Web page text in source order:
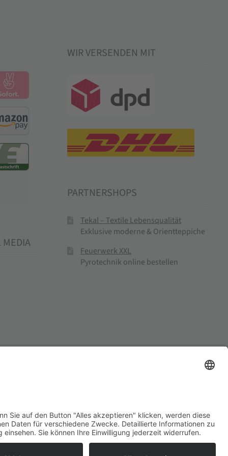
MEDIA
WIR VERSENDEN MIT
PARTNERSHOPS
Tekal – Textile Lebensqualität
Exklusive moderne & Orientteppiche
Feuerwerk XXL
Pyrotechnik online bestellen
Mühlenprodukte ·Cookie-Einstellungen